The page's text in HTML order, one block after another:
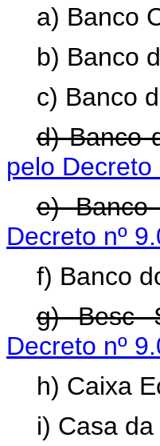
a) Banco
b) Banco
c) Banco
d) Banco
pelo Decreto
e)
Decreto nº
f) Banco
g) Besc
Decreto nº
h) Caixa
i) Casa